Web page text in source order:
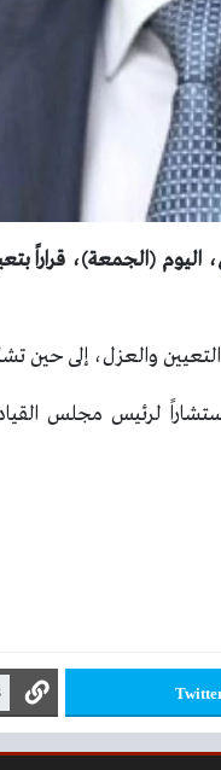
اليوم (الجمعة)، قراراً
التعيين والعزل، إلى حين
لرئيس مجلس القيادة